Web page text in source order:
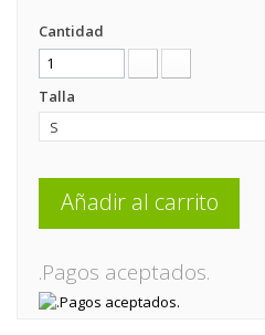
Cantidad
Talla
Añadir al carrito
.Pagos aceptados.